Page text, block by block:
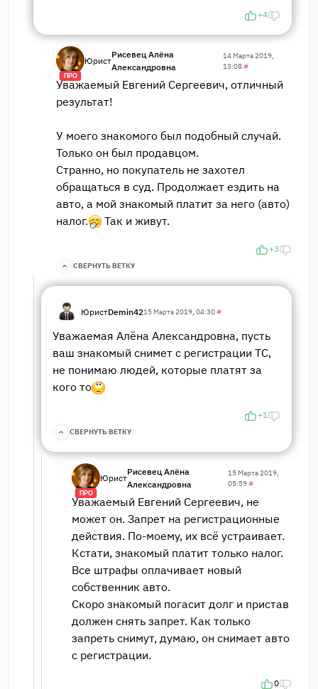
+4
ПРО
Юрист
Рисевец Алёна
Александровна
14 Марта 2019,
13:08#
Уважаемый Евгений Сергеевич, отличный
результат!
У моего знакомого был подобный случай.
Только он был продавцом.
Странно, но покупатель не захотел
обращаться в суд. Продолжает ездить на
авто, а мой знакомый платит за него (авто)
налог.
Так и живут.
+3
СВЕРНУТЬ ВЕТКУ
ЮристDemin4215 Марта 2019, 04:30#
Уважаемая Алёна Александровна, пусть
ваш знакомый снимет с регистрации ТС,
не понимаю людей, которые платят за
кого то
+1
СВЕРНУТЬ ВЕТКУ
ПРО
Юрист
Рисевец Алёна
Александровна
15 Марта 2019,
05:59#
Уважаемый Евгений Сергеевич, не
может он. Запрет на регистрационные
действия. По-моему, их всё устраивает.
Кстати, знакомый платит только налог.
Все штрафы оплачивает новый
собственник авто.
Скоро знакомый погасит долг и пристав
должен снять запрет. Как только
запреть снимут, думаю, он снимает авто
с регистрации.
0